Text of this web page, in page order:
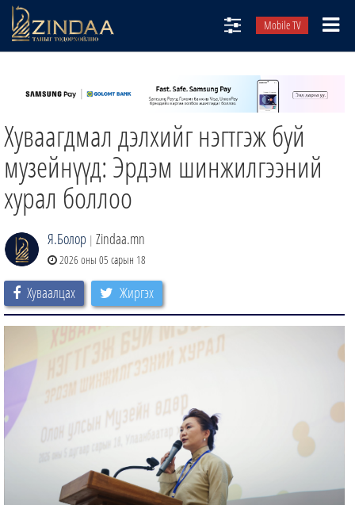
Mobile TV
ТВ8
ӨГЛӨӨНИЙ СОНИН
АУДИО ЗОХИОЛ
ЗИНДАА СЭТГҮҮЛ
Хуваагдмал дэлхийг нэгтгэж буй
музейнүүд: Эрдэм шинжилгээний
хурал боллоо
Я.Болор | Zindaa.mn
2026 оны 05 сарын 18
Хуваалцах Жиргэх